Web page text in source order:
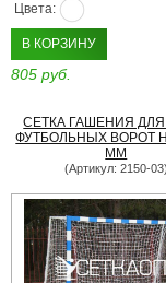
Цвета:
В КОРЗИНУ
805 руб.
СЕТКА ГАШЕНИЯ
ФУТБОЛЬНЫХ ВОРОТ
ММ
(Артикул: 2150-03)